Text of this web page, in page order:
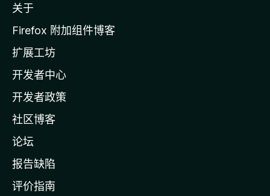
i
l
a
主
页
关于
Firefox 附加组件博客
扩展工坊
开发者中心
开发者政策
社区博客
论坛
报告缺陷
评价指南